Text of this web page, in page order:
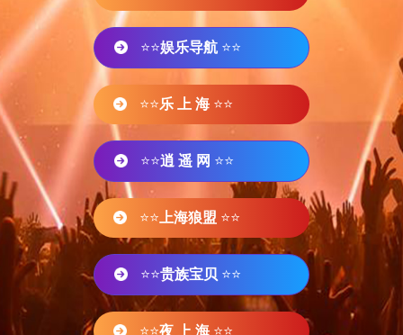
⭐⭐娱乐导航 ⭐⭐
⭐⭐乐 上 海 ⭐⭐
⭐⭐逍 遥 网 ⭐⭐
⭐⭐ 上海狼盟 ⭐⭐
⭐⭐贵族宝贝 ⭐⭐
⭐⭐夜 上 海 ⭐⭐